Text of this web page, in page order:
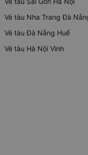
Vé tàu Nha Trang Đà
Vé tàu Đà Nẵng Huế
Vé tàu Hà Nội Vinh